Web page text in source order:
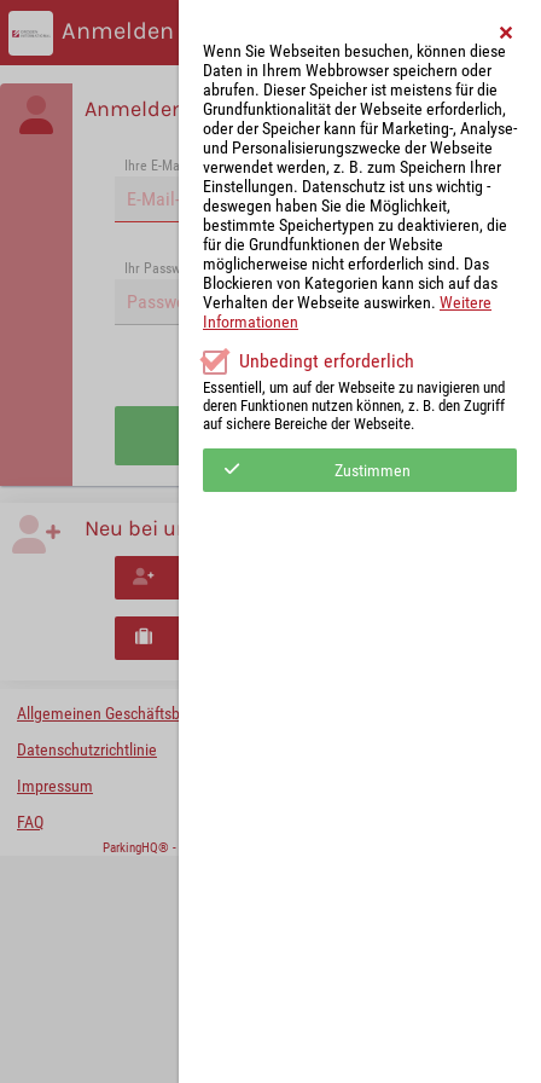
Anmelden
Anmelden
Ihre E-Mail-Adresse *
Passwort vergessen?
Ihr Passwort *
Angemeldet bleiben
Anmelden
Neu bei uns?
Allgemeinen Geschäftsbedingungen
Datenschutzrichtlinie
Impressum
FAQ
ParkingHQ® - eine Lösung von
Wenn Sie Webseiten besuchen, können diese
Daten in Ihrem Webbrowser speichern oder
abrufen. Dieser Speicher ist meistens für die
Grundfunktionalität der Webseite erforderlich,
oder der Speicher kann für Marketing-, Analyse-
und Personalisierungszwecke der Webseite
verwendet werden, z. B. zum Speichern Ihrer
Einstellungen. Datenschutz ist uns wichtig -
deswegen haben Sie die Möglichkeit,
bestimmte Speichertypen zu deaktivieren, die
für die Grundfunktionen der Website
möglicherweise nicht erforderlich sind. Das
Blockieren von Kategorien kann sich auf das
Verhalten der Webseite auswirken. Weitere
Informationen
Unbedingt erforderlich
Essentiell, um auf der Webseite zu navigieren und
deren Funktionen nutzen können, z. B. den Zugriff
auf sichere Bereiche der Webseite.
Zustimmen